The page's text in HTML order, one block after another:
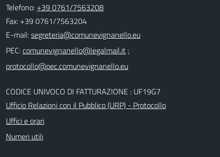
Telefono: +39 0761/7563208
Fax: +39 0761/7563204
E-mail:
PEC:
;
CODICE UNIVOCO DI FATTURAZIONE : UF19G7
Ufficio Relazioni con il Pubblico (URP) - Protocollo
Uffici e orari
Numeri utili